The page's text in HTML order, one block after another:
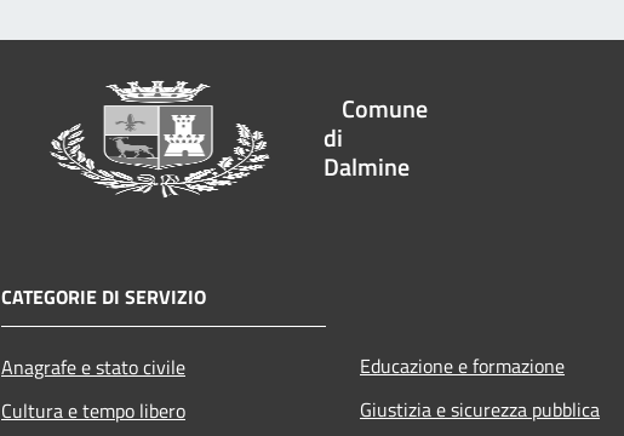
Comune
di
Dalmine
CATEGORIE DI SERVIZIO
Anagrafe e stato civile
Cultura e tempo libero
Educazione e formazione
Giustizia e sicurezza pubblica